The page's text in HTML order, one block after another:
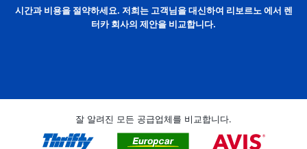
시간과 비용을 절약하세요. 저희는 고객님을 대신하여 리보르노 에서 렌
터카 회사의 제안을 비교합니다.
잘 알려진 모든 공급업체를 비교합니다.